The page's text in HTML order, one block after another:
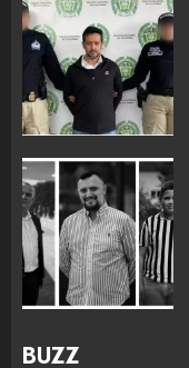
BUZZ